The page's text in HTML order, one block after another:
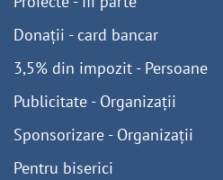
Donații - card bancar
3,5% din impozit - Persoane
Publicitate - Organizații
Sponsorizare - Organizații
Pentru biserici